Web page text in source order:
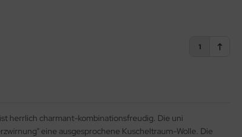
1
ist herrlich charmant-kombinationsfreudig. Die uni
eine ausgesprochene Kuscheltraum-Wolle. Die